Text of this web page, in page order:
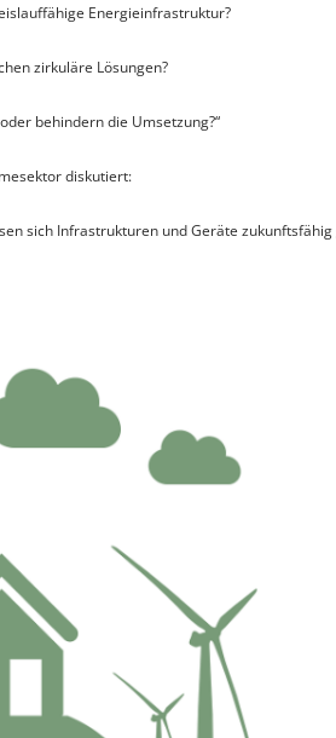
Energieinfrastruktur?
zirkuläre Lösungen?
behindern die Umsetzung?“
diskutiert:
sich Infrastrukturen und Geräte